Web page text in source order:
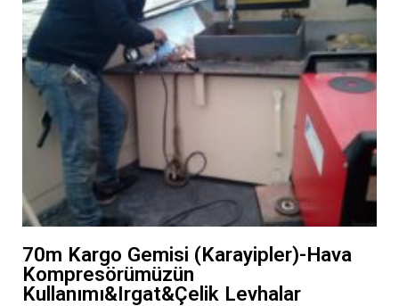
70m Kargo Gemisi (Karayipler)-Hava
Kompresörümüzün
Kullanımı&Irgat&Çelik Levhalar